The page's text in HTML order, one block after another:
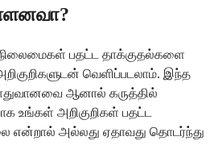
பதட்ட தாக்குதல்களை
வெளிப்படலாம். இந்த
ஆனால் கருத்தில்
உங்கள் அறிகுறிகள் பதட்ட
என்றால் அல்லது ஏதாவது தொடர்ந்து